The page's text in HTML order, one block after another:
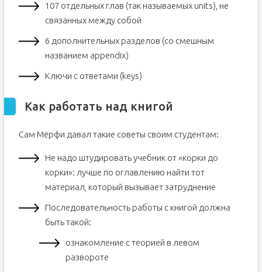
107 отдельных глав (так называемых units), не
связанных между собой
6 дополнительных разделов (со смешным
названием appendix)
Ключи с ответами (keys)
Как работать над книгой
Сам Мëрфи давал такие советы своим студентам:
Не надо штудировать учебник от «корки до
корки»: лучше по оглавлению найти тот
материал, который вызывает затруднение
Последовательность работы с книгой должна
быть такой:
ознакомление с теорией в левом
развороте